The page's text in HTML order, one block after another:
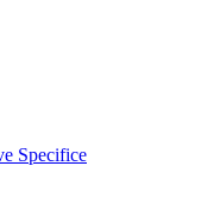
Specifice